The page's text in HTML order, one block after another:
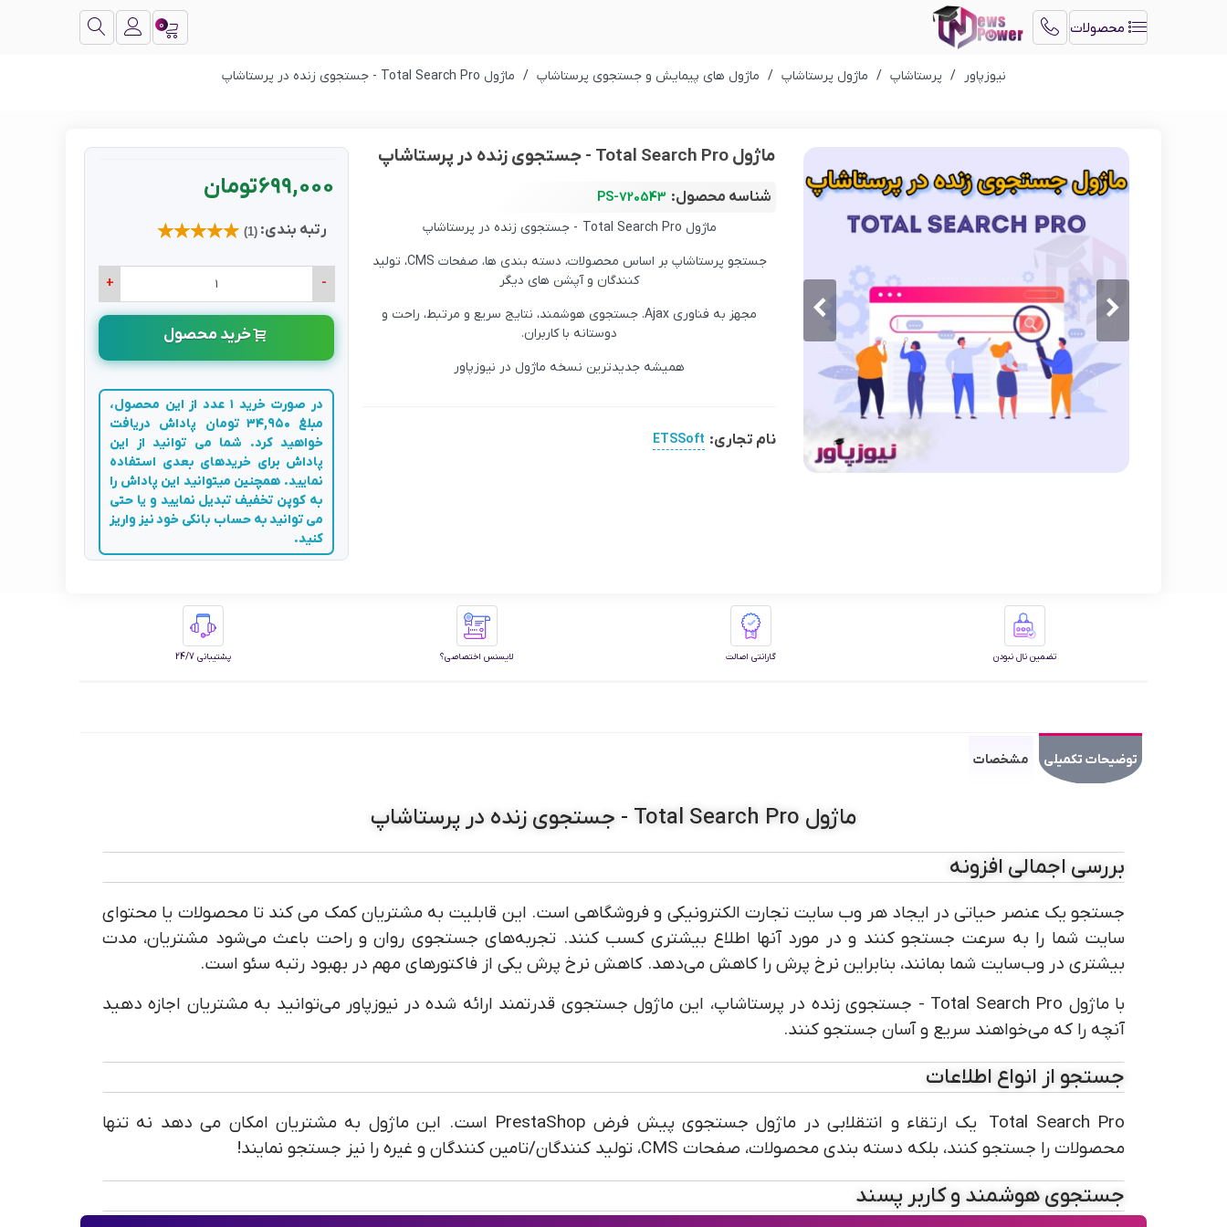
محصولات 0
نیوزپاور / پرستاشاپ / ماژول پرستاشاپ / ماژول های پیمایش و جستجوی پرستاشاپ / ماژول Total Search Pro - جستجوی زنده در پرستاشاپ
ماژول Total Search Pro - جستجوی زنده در پرستاشاپ
شناسه محصول: PS-720543
ماژول Total Search Pro - جستجوی زنده در پرستاشاپ
جستجو پرستاشاپ بر اساس محصولات، دسته بندی ها، صفحات CMS، تولید
کنندگان و آپشن های دیگر
مجهز به فناوری Ajax. جستجوی هوشمند، نتایج سریع و مرتبط، راحت و
دوستانه با کاربران.
همیشه جدیدترین نسخه ماژول در نیوزپاور
نام تجاری: ETSSoft
699,000 تومان
رتبه بندی: (1)
-
+
خرید محصول
در صورت خرید 1 عدد از این محصول،
مبلغ 34,950 تومان پاداش دریافت
خواهید کرد. شما می توانید از این
پاداش برای خریدهای بعدی استفاده
نمایید. همچنین میتوانید این پاداش را
به کوپن تخفیف تبدیل نمایید و یا حتی
می توانید به حساب بانکی خود نیز واریز
کنید.
تضمین نال نبودن گارانتی اصالت لایسنس اختصاصی؟ پشتیبانی 24/7
توضیحات تکمیلی مشخصات
ماژول Total Search Pro - جستجوی زنده در پرستاشاپ
بررسی اجمالی افزونه
جستجو یک عنصر حیاتی در ایجاد هر وب سایت تجارت الکترونیکی و فروشگاهی است. این قابلیت به مشتریان کمک می کند تا محصولات یا محتوای
سایت شما را به سرعت جستجو کنند و در مورد آنها اطلاع بیشتری کسب کنند. تجربه‌های جستجوی روان و راحت باعث می‌شود مشتریان، مدت
بیشتری در وب‌سایت شما بمانند، بنابراین نرخ پرش را کاهش می‌دهد. کاهش نرخ پرش یکی از فاکتورهای مهم در بهبود رتبه سئو است.
با ماژول Total Search Pro - جستجوی زنده در پرستاشاپ، این ماژول جستجوی قدرتمند ارائه شده در نیوزپاور می‌توانید به مشتریان اجازه دهید
آنچه را که می‌خواهند سریع و آسان جستجو کنند.
جستجو از انواع اطلاعات
Total Search Pro یک ارتقاء و انتقلابی در ماژول جستجوی پیش فرض PrestaShop است. این ماژول به مشتریان امکان می دهد نه تنها
محصولات را جستجو کنند، بلکه دسته بندی محصولات، صفحات CMS، تولید کنندگان/تامین کنندگان و غیره را نیز جستجو نمایند!
جستجوی هوشمند و کاربر پسند